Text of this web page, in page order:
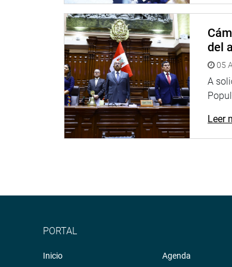
(Podemos Perú); Yessica Apaza
(APP); Yessy Fabián Díaz (AP); Tania
También Napoleón Puño Lecarnaque
Perú); Carlos Simeón Hurtado (AP);
Tocto Guerrero (Somos Perú); Otto
La voz de los congresistas que votaron
participación del parlamentario
PRENSA-CONGRESO
del
05
A
Leer
PORTAL
Inicio Agenda